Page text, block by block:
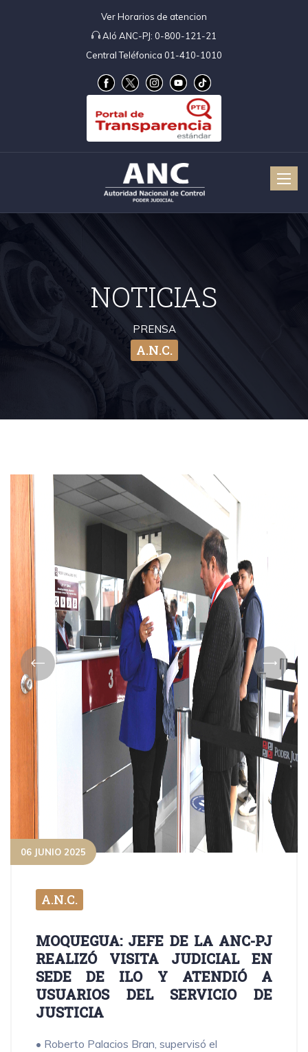
Ver Horarios de atencion
Aló ANC-PJ: 0-800-121-21
Central Teléfonica 01-410-1010
Toggle
NOTICIAS
PRENSA
A.N.C.
06 JUNIO 2025
A.N.C.
MOQUEGUA: JEFE DE LA ANC-PJ
REALIZÓ VISITA JUDICIAL EN
SEDE DE ILO Y ATENDIÓ A
USUARIOS DEL SERVICIO DE
JUSTICIA
• Roberto Palacios Bran, supervisó el